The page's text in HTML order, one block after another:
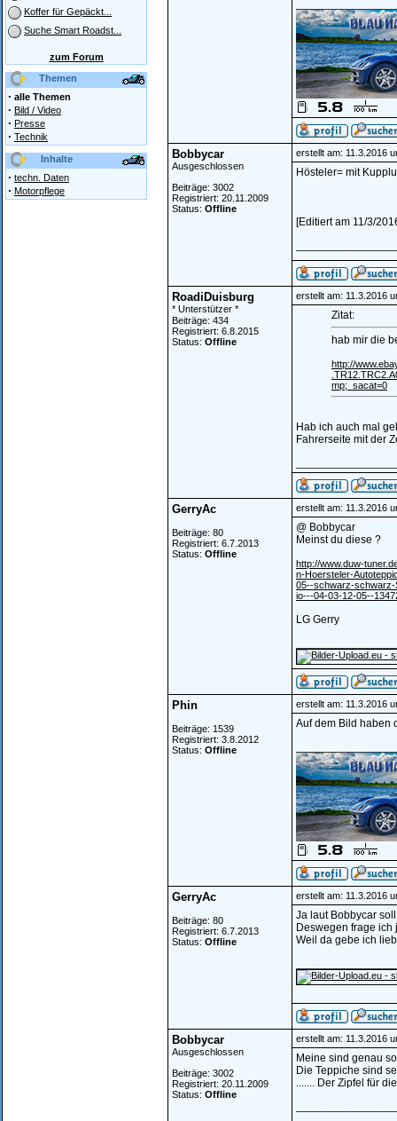
Koffer für Gepäckt...
Suche Smart Roadst...
zum Forum
Themen
· alle Themen
· Bild / Video
· Presse
· Technik
Inhalte
· techn. Daten
· Motorpflege
Bobbycar
Ausgeschlossen
Beiträge: 3002
Registriert: 20.11.2009
Status: Offline
erstellt am: 11.3.2016
Hösteler= mit
[Editiert am 11/3/
RoadiDuisburg
* Unterstützer *
Beiträge: 434
Registriert: 6.8.2015
Status: Offline
erstellt am: 11.3.2016
Zitat:
hab mir die
http://
mp;_sacat=0
Hab ich auch mal
Fahrerseite mit der
GerryAc
Beiträge: 80
Registriert: 6.7.2013
Status: Offline
erstellt am: 11.3.2016
@ Bobbycar
Meinst du diese ?
http://www.duw-
n-Hoersteler-
05--schwarz-schwarz-
io---04-03-12-05--
LG Gerry
Phin
Beiträge: 1539
Registriert: 3.8.2012
Status: Offline
erstellt am: 11.3.2016
Auf dem Bild haben
GerryAc
Beiträge: 80
Registriert: 6.7.2013
Status: Offline
erstellt am: 11.3.2016
Ja laut Bobbycar
Deswegen frage
Weil da gebe ich
Bobbycar
Ausgeschlossen
Beiträge: 3002
Registriert: 20.11.2009
Status: Offline
erstellt am: 11.3.2016
Meine sind genau
Die Teppiche sind
....... Der Zipfel für